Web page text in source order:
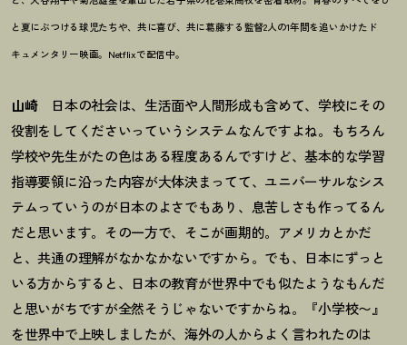
と夏にぶつける球児たちや、共に喜び、共に葛藤する監督2人の1年間を追いかけたド
キュメンタリー映画。Netflixで配信中。
山崎
日本の社会は、生活面や人間形成も含めて、学校にその
役割をしてくださいっていうシステムなんですよね。もちろん
学校や先生がたの色はある程度あるんですけど、基本的な学習
指導要領に沿った内容が大体決まってて、ユニバーサルなシス
テムっていうのが日本のよさでもあり、息苦しさも作ってるん
だと思います。その一方で、そこが画期的。アメリカとかだ
と、共通の理解がなかなかないですから。でも、日本にずっと
いる方からすると、日本の教育が世界中でも似たようなもんだ
と思いがちですが全然そうじゃないですからね。『小学校〜』
を世界中で上映しましたが、海外の人からよく言われたのは